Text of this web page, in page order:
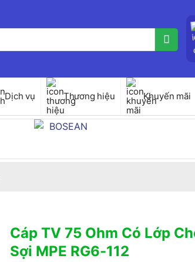
Dịch vụ Thương hiệu Khuyến mãi
Cáp TV 75 Ohm Có Lớp
Sợi MPE RG6-112